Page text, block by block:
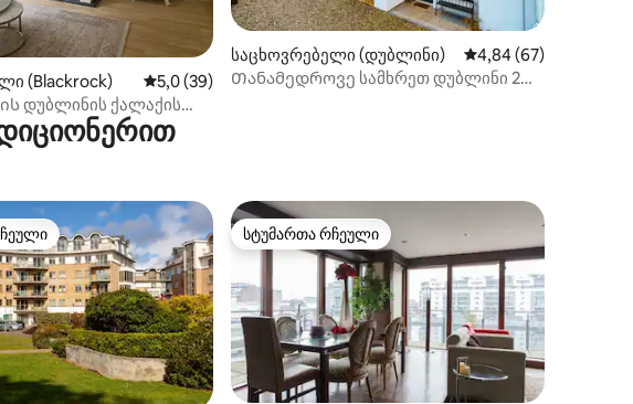
5,0, 55 მიმოხილვა
(Blackrock) საშუალო შეფასებაა 5‑დან 5,0, 39 მიმოხილვა
5,0 (39)
დუბლინის ქალაქის
საცხოვრებელი (დუბლინი) საშუალო შეფასებაა
4,84 (67)
Თანამედროვე სამხრეთ დუბლინი 2
სტუმართა რჩეული
სტუმართა რჩეული